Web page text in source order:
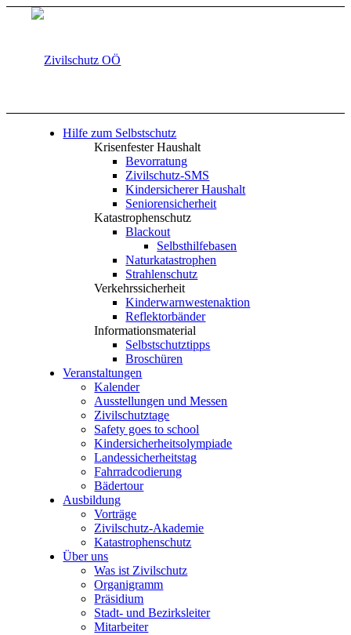
Hilfe zum Selbstschutz
Krisenfester Haushalt
Bevorratung
Zivilschutz-SMS
Kindersicherer Haushalt
Seniorensicherheit
Katastrophenschutz
Blackout
Selbsthilfebasen
Naturkatastrophen
Strahlenschutz
Verkehrssicherheit
Kinderwarnwestenaktion
Reflektorbänder
Informationsmaterial
Selbstschutztipps
Broschüren
Veranstaltungen
Kalender
Ausstellungen und Messen
Zivilschutztage
Safety goes to school
Kindersicherheitsolympiade
Landessicherheitstag
Fahrradcodierung
Bädertour
Ausbildung
Vorträge
Zivilschutz-Akademie
Katastrophenschutz
Über uns
Was ist Zivilschutz
Organigramm
Präsidium
Stadt- und Bezirksleiter
Mitarbeiter